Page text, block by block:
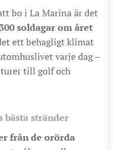
bo i La Marina är det
soldagar om året
ett behagligt klimat
varje dag –
till golf och
bästa stränder
från de orörda